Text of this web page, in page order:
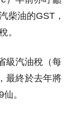
柴油的GST，
。
級汽油稅（每
最終於去年將
。